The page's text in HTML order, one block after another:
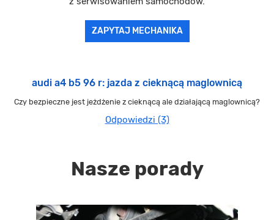
ZAPYTAJ MECHANIKA
audi a4 b5 96 r: jazda z cieknącą maglownicą
Czy bezpieczne jest jeżdżenie z cieknącą ale działającą maglownicą?
Odpowiedzi (3)
Nasze porady